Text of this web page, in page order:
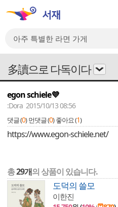
多讀으로 다독이다
egon schiele💜
:Dora 2015/10/13 08:56
댓글 (0) 먼댓글 (0) 좋아요 (1)
https://www.egon-schiele.net/
총29개의 상품이 있습니다.
도덕의 쓸모
이한진